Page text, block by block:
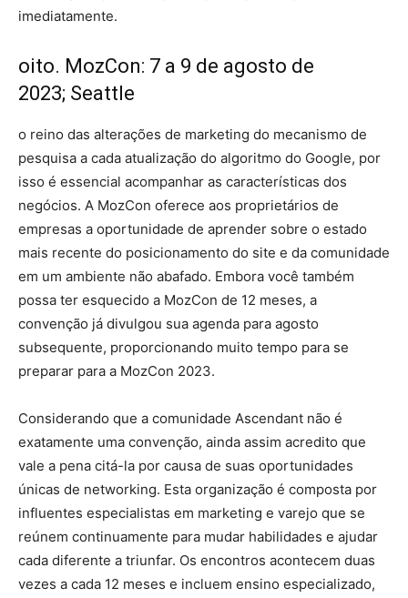
imediatamente.
oito. MozCon: 7 a 9 de agosto de
2023; Seattle
o reino das alterações de marketing do mecanismo de
pesquisa a cada atualização do algoritmo do Google, por
isso é essencial acompanhar as características dos
negócios. A MozCon oferece aos proprietários de
empresas a oportunidade de aprender sobre o estado
mais recente do posicionamento do site e da comunidade
em um ambiente não abafado. Embora você também
possa ter esquecido a MozCon de 12 meses, a
convenção já divulgou sua agenda para agosto
subsequente, proporcionando muito tempo para se
preparar para a MozCon 2023.
Considerando que a comunidade Ascendant não é
exatamente uma convenção, ainda assim acredito que
vale a pena citá-la por causa de suas oportunidades
únicas de networking. Esta organização é composta por
influentes especialistas em marketing e varejo que se
reúnem continuamente para mudar habilidades e ajudar
cada diferente a triunfar. Os encontros acontecem duas
vezes a cada 12 meses e incluem ensino especializado,